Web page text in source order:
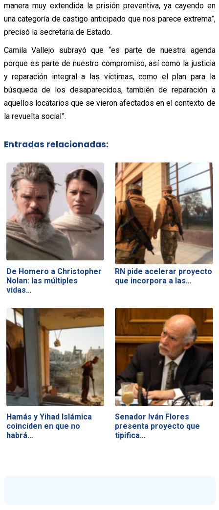
manera muy extendida la prisión preventiva, ya cayendo en
una categoría de castigo anticipado que nos parece extrema”,
precisó la secretaria de Estado.
Camila Vallejo subrayó que “es parte de nuestra agenda
porque es parte de nuestro compromiso, así como la justicia
y reparación integral a las víctimas, como el plan para la
búsqueda de los desaparecidos, también de reparación a
aquellos locatarios que se vieron afectados en el contexto de
la revuelta social”.
Entradas relacionadas:
De Homero a Christopher
Nolan: las múltiples
vidas…
RN pide acelerar proyecto
que incorpora a las…
Hamás y Yihad Islámica
coinciden en que no
habrá…
Senador Iván Flores
presenta proyecto que
tipifica…